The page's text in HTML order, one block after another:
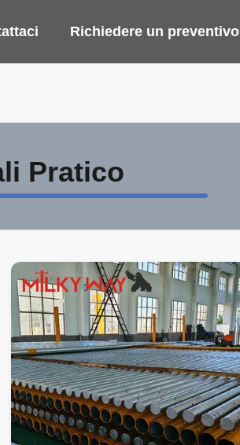
Richiedere un preventivo
Pratico